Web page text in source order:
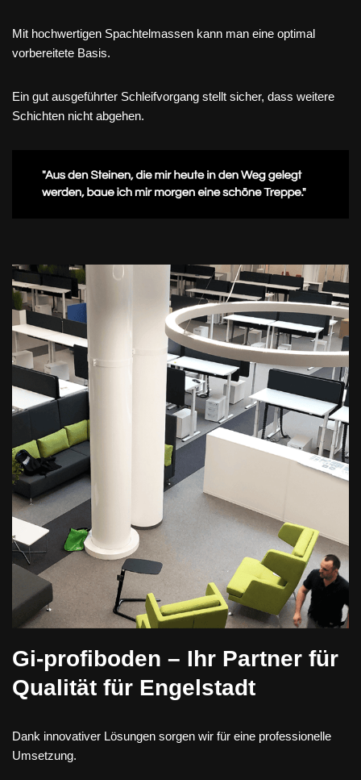
Mit hochwertigen Spachtelmassen kann man eine optimal
vorbereitete Basis.
Ein gut ausgeführter Schleifvorgang stellt sicher, dass weitere
Schichten nicht abgehen.
Gi-profiboden – Ihr Partner für
Qualität für Engelstadt
Dank innovativer Lösungen sorgen wir für eine professionelle
Umsetzung.